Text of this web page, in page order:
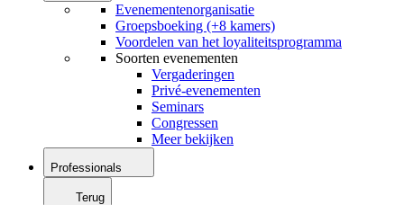
Evenementenorganisatie
Groepsboeking (+8 kamers)
Voordelen van het loyaliteitsprogramma
Soorten evenementen
Vergaderingen
Privé-evenementen
Seminars
Congressen
Meer bekijken
Professionals
Terug